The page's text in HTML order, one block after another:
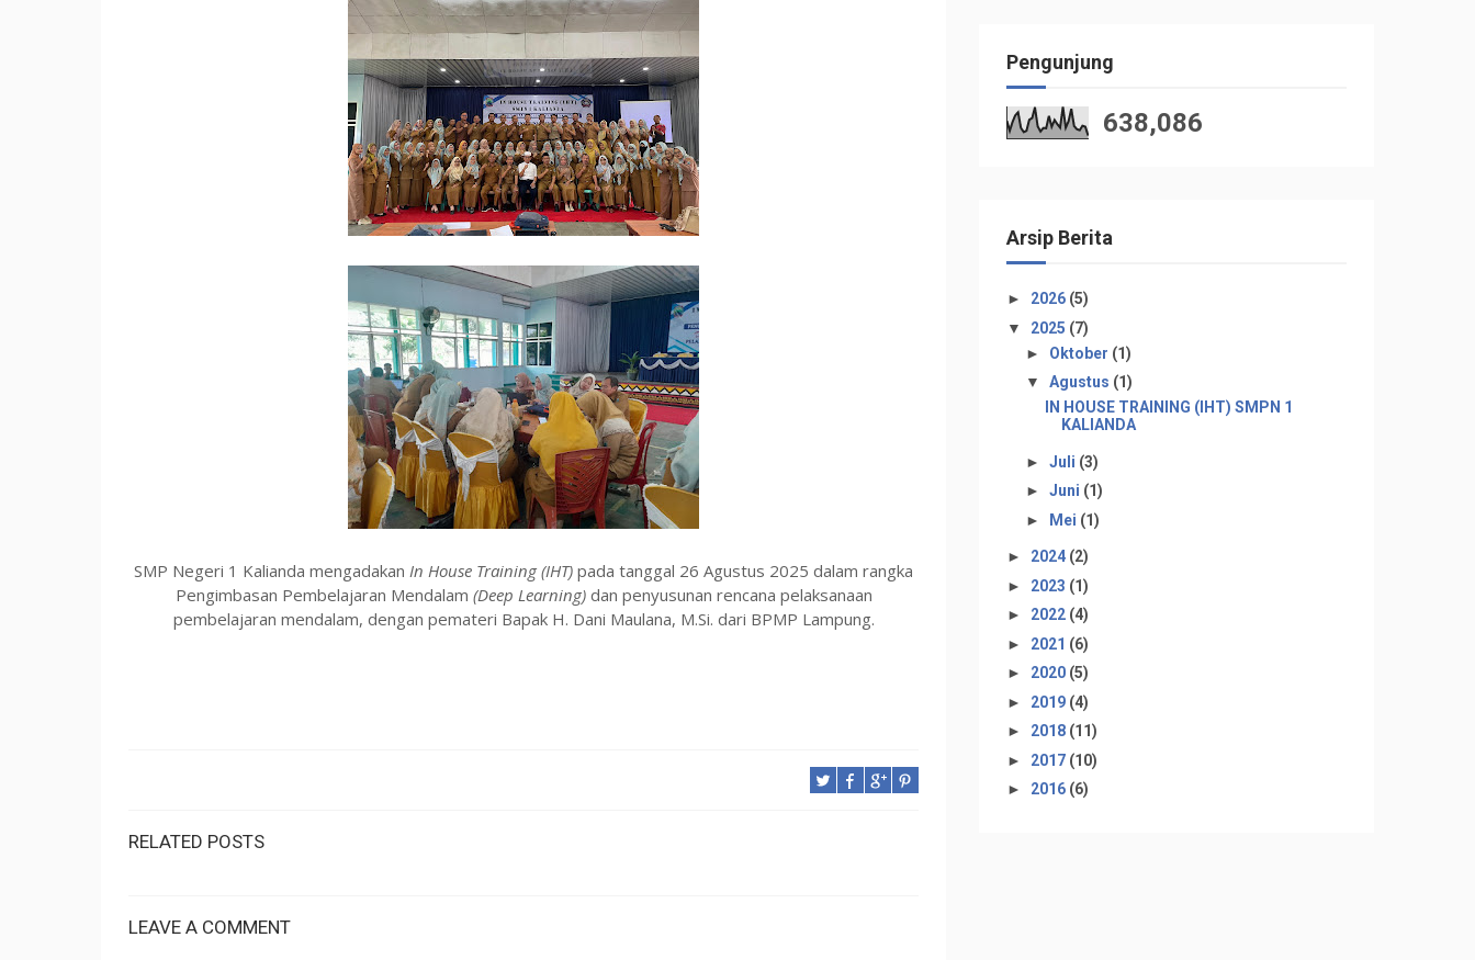
SMP Negeri 1 Kalianda mengadakan In House Training (IHT) pada tanggal 26 Agustus 2025 dalam rangka
Pengimbasan Pembelajaran Mendalam (Deep Learning)dan penyusunan rencana pelaksanaan
pembelajaran mendalam, dengan pemateri Bapak H. Dani Maulana, M.Si. dari BPMP Lampung.
RELATED POSTS
LEAVE A COMMENT
Pengunjung
638,086
Arsip Berita
► 2026 (5)
▼ 2025 (7)
► Oktober (1)
▼ Agustus (1)
IN HOUSE TRAINING (IHT) SMPN 1
KALIANDA
► Juli (3)
► Juni (1)
► Mei (1)
► 2024 (2)
► 2023 (1)
► 2022 (4)
► 2021 (6)
► 2020 (5)
► 2019 (4)
► 2018 (11)
► 2017 (10)
► 2016 (6)